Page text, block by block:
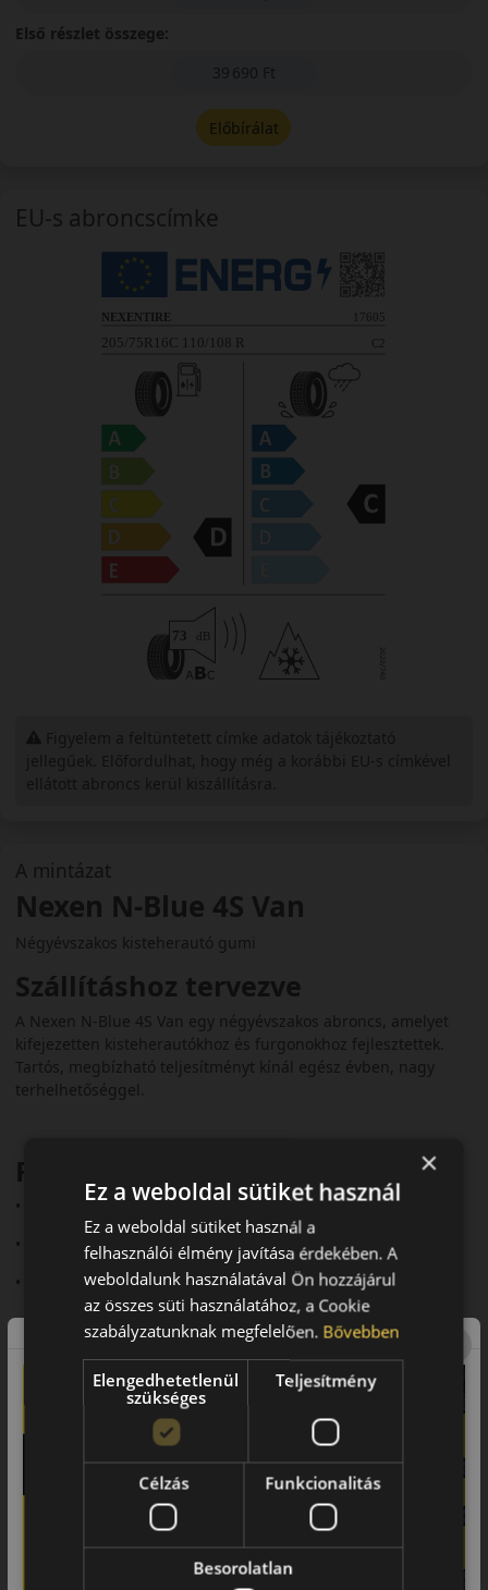
A mintázat
Nexen N-Blue 4S Van
Négyévszakos kisteherautó gumi
Szállításhoz tervezve
A Nexen N-Blue 4S Van egy négyévszakos abroncs, amelyet
kifejezetten kisteherautókhoz és furgonokhoz fejlesztettek.
Tartós, megbízható teljesítményt kínál egész évben, nagy
terhelhetőséggel.
Fő előnyök röviden:
• Kisteherautókhoz optimalizálva
• 3PMSF és M+S minősítés
• Jó havas és nedves tapadás
• Megerősített szerkezet
• Hosszú élettartam
Futófelület és tapadás
A robusztus futófelületi mintázat és a széles barázdák kiváló
vízelvezetést biztosítanak. A lamellák jobb havas tapadást
nyújtanak, a megerősített szerkezet pedig növeli az
Biztonsági jellemzők
3PMSF és M+S minősítéssel rendelkezik. Az EU címkéken
Első részlet összege:
39 690 Ft
Előbírálat
EU-s abroncscímke
×
Ez a weboldal sütiket használ
Ez a weboldal sütiket használ a
felhasználói élmény javítása érdekében. A
weboldalunk használatával Ön hozzájárul
az összes süti használatához, a Cookie
szabályzatunknak megfelelően. Bővebben
Elengedhetetlenül
szükséges
Teljesítmény
Célzás Funkcionalitás
Besorolatlan